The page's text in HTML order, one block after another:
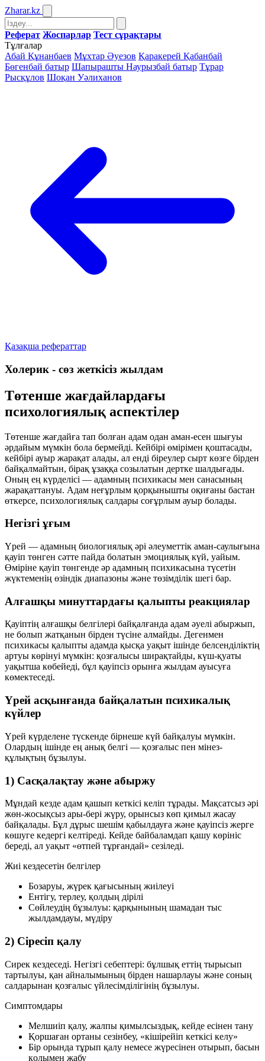
Zharar.kz
Реферат Жоспарлар Тест сұрақтары
Тұлғалар
Абай Құнанбаев Мұхтар Әуезов Қаракерей Қабанбай
Бөгенбай батыр Шапырашты Наурызбай батыр Тұрар
Рысқұлов Шоқан Уәлиханов
Қазақша рефераттар
Холерик - сөз жеткісіз жылдам
Төтенше жағдайлардағы
психологиялық аспектілер
Төтенше жағдайға тап болған адам одан аман-есен шығуы
әрдайым мүмкін бола бермейді. Кейбірі өмірімен қоштасады,
кейбірі ауыр жарақат алады, ал енді біреулер сырт көзге бірден
байқалмайтын, бірақ ұзаққа созылатын дертке шалдығады.
Оның ең күрделісі — адамның психикасы мен санасының
жарақаттануы. Адам неғұрлым қорқынышты оқиғаны бастан
өткерсе, психологиялық салдары соғұрлым ауыр болады.
Негізгі ұғым
Үрей — адамның биологиялық әрі әлеуметтік аман-саулығына
қауіп төнген сәтте пайда болатын эмоциялық күй, уайым.
Өміріне қауіп төнгенде әр адамның психикасына түсетін
жүктеменің өзіндік диапазоны және төзімділік шегі бар.
Алғашқы минуттардағы қалыпты реакциялар
Қауіптің алғашқы белгілері байқалғанда адам әуелі абыржып,
не болып жатқанын бірден түсіне алмайды. Дегенмен
психикасы қалыпты адамда қысқа уақыт ішінде белсенділіктің
артуы көрінуі мүмкін: қозғалысы ширақтайды, күш-қуаты
уақытша көбейеді, бұл қауіпсіз орынға жылдам ауысуға
көмектеседі.
Үрей асқынғанда байқалатын психикалық
күйлер
Үрей күрделене түскенде бірнеше күй байқалуы мүмкін.
Олардың ішінде ең анық белгі — қозғалыс пен мінез-
құлықтың бұзылуы.
1) Сасқалақтау және абыржу
Мұндай кезде адам қашып кеткісі келіп тұрады. Мақсатсыз әрі
жөн-жосықсыз ары-бері жүру, орынсыз көп қимыл жасау
байқалады. Бұл дұрыс шешім қабылдауға және қауіпсіз жерге
көшуге кедергі келтіреді. Кейде байбаламдап қашу көрініс
береді, ал уақыт «өтпей тұрғандай» сезіледі.
Жиі кездесетін белгілер
Бозаруы, жүрек қағысының жиілеуі
Ентігу, терлеу, қолдың дірілі
Сөйлеудің бұзылуы: қарқынының шамадан тыс
жылдамдауы, мүдіру
2) Сіресіп қалу
Сирек кездеседі. Негізгі себептері: бұлшық еттің тырысып
тартылуы, қан айналымының бірден нашарлауы және соның
салдарынан қозғалыс үйлесімділігінің бұзылуы.
Симптомдары
Мелшиіп қалу, жалпы қимылсыздық, кейде есінен тану
Қоршаған ортаны сезінбеу, «кішірейіп кеткісі келу»
Бір орында тұрып қалу немесе жүресінен отырып, басын
қолымен жабу